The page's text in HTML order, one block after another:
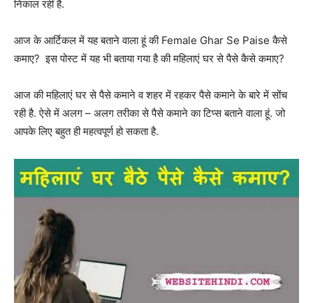
निकाल रही है.
आज के आर्टिकल में यह बताने वाला हूं की Female Ghar Se Paise कैसे
कमाए? इस पोस्ट में यह भी बताया गया है की महिलाएं घर से पैसे कैसे कमाए?
आज की महिलाएं घर से पैसे कमाने व शहर में रहकर पैसे कमाने के बारे में सोंच
रही है. ऐसे में अलग – अलग तरीका से पैसे कमाने का टिप्स बताने वाला हूं. जो
आपके लिए बहुत ही महत्वपूर्ण हो सकता है.